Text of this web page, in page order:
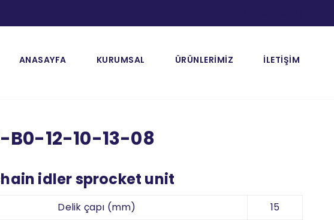
ANASAYFA KURUMSAL ÜRÜNLERİMİZ İLETİŞİM
B0-12-10-13-08
idler sprocket unit
Delik çapı (mm)
15